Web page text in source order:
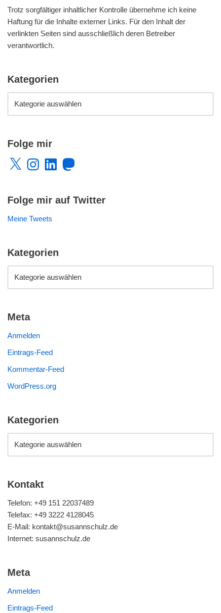
Trotz sorgfältiger inhaltlicher Kontrolle übernehme ich keine
Haftung für die Inhalte externer Links. Für den Inhalt der
verlinkten Seiten sind ausschließlich deren Betreiber
verantwortlich.
Kategorien
Folge mir
Folge mir auf Twitter
Meine Tweets
Kategorien
Meta
Anmelden
Eintrags-Feed
Kommentar-Feed
WordPress.org
Kategorien
Kontakt
Telefon: +49 151 22037489
Telefax: +49 3222 4128045
E-Mail: kontakt@susannschulz.de
Internet: susannschulz.de
Meta
Anmelden
Eintrags-Feed